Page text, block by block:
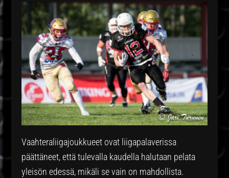
Vaahteraliigajoukkueet ovat liigapalaverissa
päättäneet, että tulevalla kaudella halutaan pelata
yleisön edessä, mikäli se vain on mahdollista.